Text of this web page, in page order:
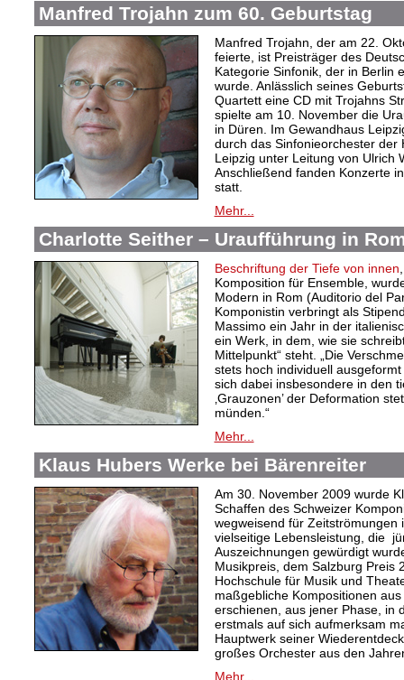
Manfred Trojahn zum 60. Geburtstag
Manfred Trojahn, der am 22.
feierte, ist Preisträger des
Kategorie Sinfonik, der in Berlin
wurde. Anlässlich seines
Quartett eine CD mit Trojahns
spielte am 10. November die
in Düren. Im Gewandhaus
durch das Sinfonieorchester der
Leipzig unter Leitung von Ulrich
Anschließend fanden Konzerte
statt.
Mehr...
Charlotte Seither – Uraufführung in
Beschriftung der Tiefe von innen
Komposition für Ensemble,
Modern in Rom (Auditorio del
Komponistin verbringt als
Massimo ein Jahr in der
ein Werk, in dem, wie sie
Mittelpunkt“ steht. „Die
stets hoch individuell ausgeformt
sich dabei insbesondere in den
‚Grauzonen’ der Deformation
münden.“
Mehr...
Klaus Hubers Werke bei Bärenreiter
Am 30. November 2009 wurde
Schaffen des Schweizer
wegweisend für Zeitströmungen
vielseitige Lebensleistung, die
Auszeichnungen gewürdigt
Musikpreis, dem Salzburg Preis
Hochschule für Musik und
maßgebliche Kompositionen
erschienen, aus jener Phase, in
erstmals auf sich aufmerksam
Hauptwerk seiner
großes Orchester aus den
Mehr...